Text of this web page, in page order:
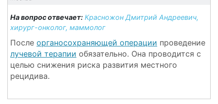
На вопрос отвечает: Красножон Дмитрий Андреевич,
хирург-онколог, маммолог
После органосохраняющей операции проведение
лучевой терапии обязательно. Она проводится с
целью снижения риска развития местного
рецидива.